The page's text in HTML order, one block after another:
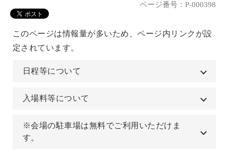
ページ番号：P-000398
このページは情報量が多いため、ページ内リンクが設
定されています。
日程等について
入場料等について
※会場の駐車場は無料でご利用いただけま
す。